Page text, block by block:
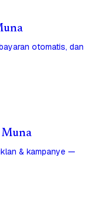
otomatis, dan
Muna
& kampanye —